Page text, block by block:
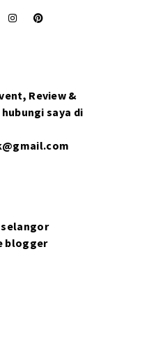
Review &
saya di
blogger